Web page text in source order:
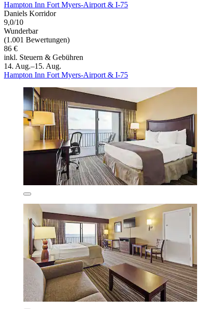
Hampton Inn Fort Myers-Airport & I-75
Daniels Korridor
9,0/10
Wunderbar
(1.001 Bewertungen)
86 €
inkl. Steuern & Gebühren
14. Aug.–15. Aug.
Hampton Inn Fort Myers-Airport & I-75